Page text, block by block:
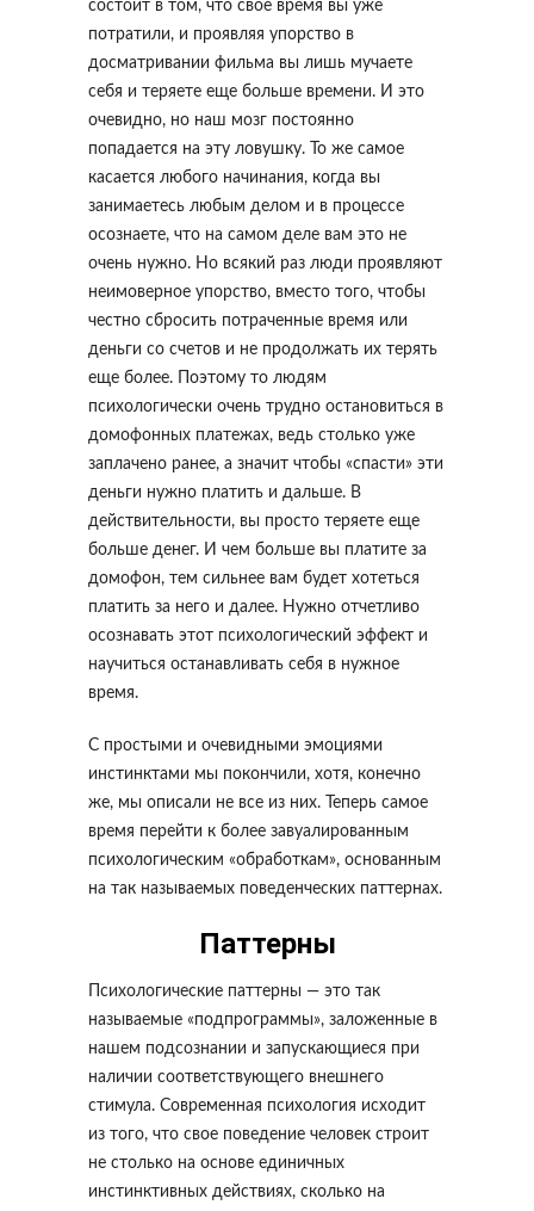
состоит в том, что свое время вы уже
потратили, и проявляя упорство в
досматривании фильма вы лишь мучаете
себя и теряете еще больше времени. И это
очевидно, но наш мозг постоянно
попадается на эту ловушку. То же самое
касается любого начинания, когда вы
занимаетесь любым делом и в процессе
осознаете, что на самом деле вам это не
очень нужно. Но всякий раз люди проявляют
неимоверное упорство, вместо того, чтобы
честно сбросить потраченные время или
деньги со счетов и не продолжать их терять
еще более. Поэтому то людям
психологически очень трудно остановиться в
домофонных платежах, ведь столько уже
заплачено ранее, а значит чтобы «спасти» эти
деньги нужно платить и дальше. В
действительности, вы просто теряете еще
больше денег. И чем больше вы платите за
домофон, тем сильнее вам будет хотеться
платить за него и далее. Нужно отчетливо
осознавать этот психологический эффект и
научиться останавливать себя в нужное
время.
С простыми и очевидными эмоциями
инстинктами мы покончили, хотя, конечно
же, мы описали не все из них. Теперь самое
время перейти к более завуалированным
психологическим «обработкам», основанным
на так называемых поведенческих паттернах.
Паттерны
Психологические паттерны — это так
называемые «подпрограммы», заложенные в
нашем подсознании и запускающиеся при
наличии соответствующего внешнего
стимула. Современная психология исходит
из того, что свое поведение человек строит
не столько на основе единичных
инстинктивных действиях, сколько на